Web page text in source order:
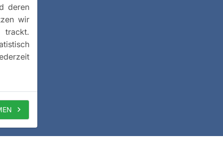
deren
wir
trackt.